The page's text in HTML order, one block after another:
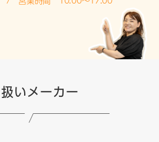
いメーカー